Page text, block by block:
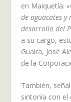
en Maiquetía:
de aguacates
desarrollo del
a su cargo,
Guaira, José
de la
También,
sintonía con